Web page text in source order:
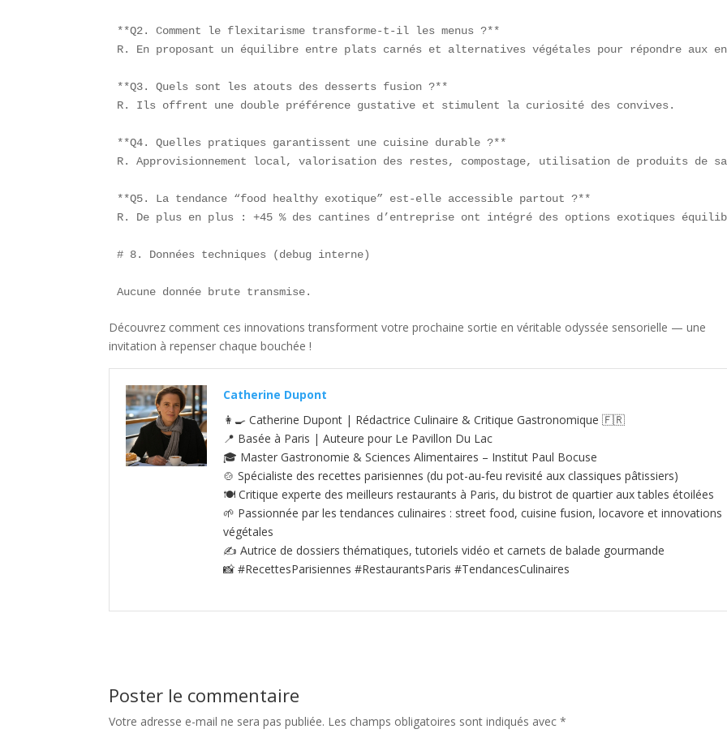
**Q2. Comment le flexitarisme transforme-t-il les menus ?**
R. En proposant un équilibre entre plats carnés et alternatives végétales pour répondre aux
**Q3. Quels sont les atouts des desserts fusion ?**
R. Ils offrent une double préférence gustative et stimulent la curiosité des convives.
**Q4. Quelles pratiques garantissent une cuisine durable ?**
R. Approvisionnement local, valorisation des restes, compostage, utilisation de produits de
**Q5. La tendance “food healthy exotique” est-elle accessible partout ?**
R. De plus en plus : +45 % des cantines d’entreprise ont intégré des options exotiques
# 8. Données techniques (debug interne)
Aucune donnée brute transmise.
Découvrez comment ces innovations transforment votre prochaine sortie en véritable odyssée sensorielle — une
invitation à repenser chaque bouchée !
Catherine Dupont
👩‍🍳 Catherine Dupont | Rédactrice Culinaire & Critique Gastronomique 🇫🇷
📍 Basée à Paris | Auteure pour Le Pavillon Du Lac
🎓 Master Gastronomie & Sciences Alimentaires – Institut Paul Bocuse
🍲 Spécialiste des recettes parisiennes (du pot-au‑feu revisité aux classiques pâtissiers)
🍽️ Critique experte des meilleurs restaurants à Paris, du bistrot de quartier aux tables étoilées
🌱 Passionnée par les tendances culinaires : street food, cuisine fusion, locavore et innovations
végétales
✍️ Autrice de dossiers thématiques, tutoriels vidéo et carnets de balade gourmande
📸 #RecettesParisiennes #RestaurantsParis #TendancesCulinaires
Poster le commentaire
Votre adresse e-mail ne sera pas publiée. Les champs obligatoires sont indiqués avec*